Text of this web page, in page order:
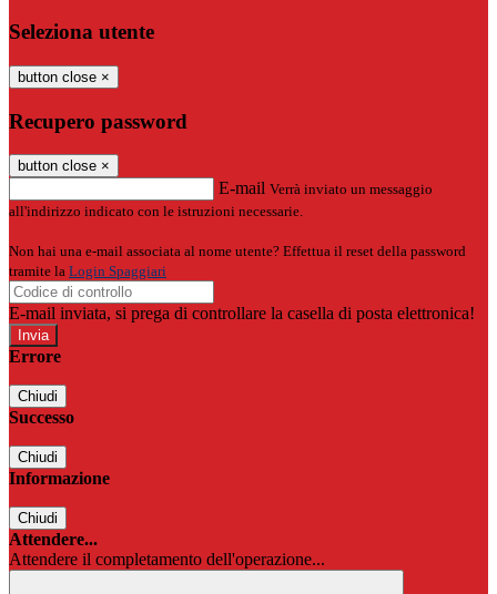
Seleziona utente
button close ×
Recupero password
button close ×
E-mail Verrà inviato un messaggio
all'indirizzo indicato con le istruzioni necessarie.
Non hai una e-mail associata al nome utente? Effettua il reset della password
tramite la Login Spaggiari
E-mail inviata, si prega di controllare la casella di posta elettronica!
Errore
Chiudi
Successo
Chiudi
Informazione
Chiudi
Attendere...
Attendere il completamento dell'operazione...